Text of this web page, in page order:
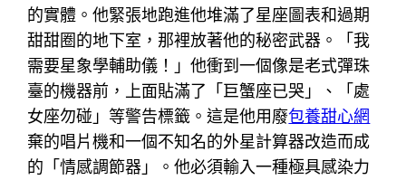
的實體。他緊張地跑進他堆滿了星座圖表和過期
甜甜圈的地下室，那裡放著他的秘密武器。「我
需要星象學輔助儀！」他衝到一個像是老式彈珠
臺的機器前，上面貼滿了「巨蟹座已哭」、「處
女座勿碰」等警告標籤。這是他用廢包養甜心網
棄的唱片機和一個不知名的外星計算器改造而成
的「情感調節器」。他必須輸入一種極具感染力